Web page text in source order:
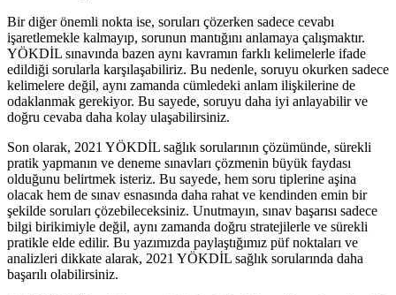
Bir diğer önemli nokta ise, soruları çözerken sadece cevabı
işaretlemekle kalmayıp, sorunun mantığını anlamaya çalışmaktır.
YÖKDİL sınavında bazen aynı kavramın farklı kelimelerle ifade
edildiği sorularla karşılaşabiliriz. Bu nedenle, soruyu okurken sadece
kelimelere değil, aynı zamanda cümledeki anlam ilişkilerine de
odaklanmak gerekiyor. Bu sayede, soruyu daha iyi anlayabilir ve
doğru cevaba daha kolay ulaşabilirsiniz.
Son olarak, 2021 YÖKDİL sağlık sorularının çözümünde, sürekli
pratik yapmanın ve deneme sınavları çözmenin büyük faydası
olduğunu belirtmek isteriz. Bu sayede, hem soru tiplerine aşina
olacak hem de sınav esnasında daha rahat ve kendinden emin bir
şekilde soruları çözebileceksiniz. Unutmayın, sınav başarısı sadece
bilgi birikimiyle değil, aynı zamanda doğru stratejilerle ve sürekli
pratikle elde edilir. Bu yazımızda paylaştığımız püf noktaları ve
analizleri dikkate alarak, 2021 YÖKDİL sağlık sorularında daha
başarılı olabilirsiniz.